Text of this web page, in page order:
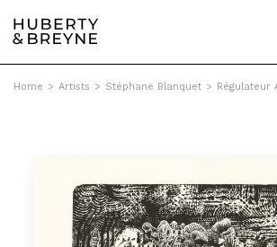
Home > Artists > Stéphane Blanquet > Régulateur